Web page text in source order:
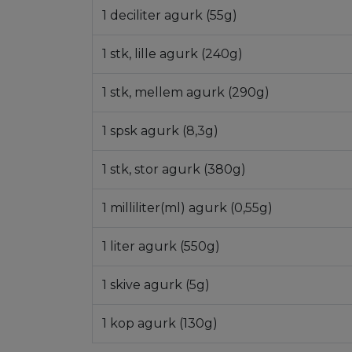
1 deciliter agurk (55g)
1 stk, lille agurk (240g)
1 stk, mellem agurk (290g)
1 spsk agurk (8,3g)
1 stk, stor agurk (380g)
1 milliliter(ml) agurk (0,55g)
1 liter agurk (550g)
1 skive agurk (5g)
1 kop agurk (130g)